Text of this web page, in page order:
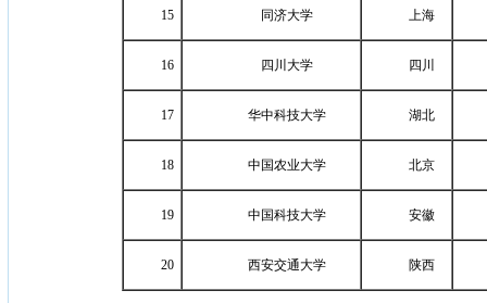
15 同济大学 上海
16 四川大学 四川
17 华中科技大学 湖北
18 中国农业大学 北京
19 中国科技大学 安徽
20 西安交通大学 陕西